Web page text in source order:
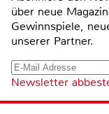
über neue
Gewinnspiele,
unserer Partner.
Newsletter